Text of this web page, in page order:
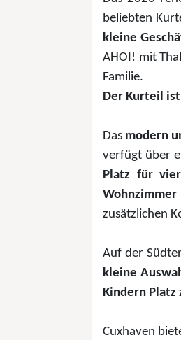
beliebten
kleine
AHOI! mit
Familie.
Der Kurteil
Das modern
verfügt über
Platz für
Wohnzimmer
zusätzlichen
Auf der
kleine
Kindern Platz
Cuxhaven